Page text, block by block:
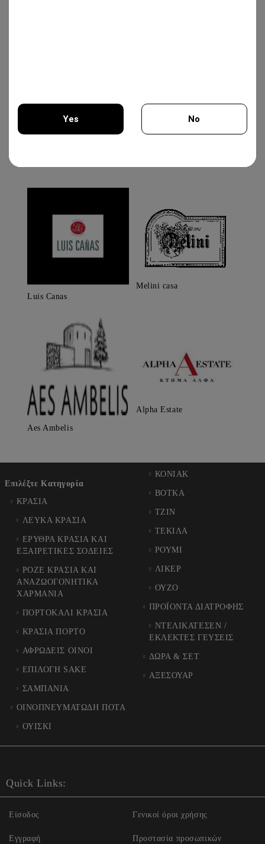
Luis Canas
Melini casa
Aes Ambelis
Alpha Estate
Επιλέξτε Κατηγορία
ΚΡΑΣΙΑ
ΛΕΥΚΑ ΚΡΑΣΙΑ
ΕΡΥΘΡΑ ΚΡΑΣΙΑ ΚΑΙ
ΕΞΑΙΡΕΤΙΚΕΣ ΣΟΔΕΙΕΣ
ΡΟΖΕ ΚΡΑΣΙΑ ΚΑΙ
ΑΝΑΖΩΟΓΟΝΗΤΙΚΑ
ΧΑΡΜΑΝΙΑ
ΠΟΡΤΟΚΑΛΙ ΚΡΑΣΙΑ
ΚΡΑΣΙΑ ΠΟΡΤΟ
ΑΦΡΩΔΕΙΣ ΟΙΝΟΙ
ΕΠΙΛΟΓΗ SAKE
ΣΑΜΠΑΝΙΑ
ΟΙΝΟΠΝΕΥΜΑΤΩΔΗ ΠΟΤΑ
ΟΥΙΣΚΙ
ΚΟΝΙΑΚ
ΒΟΤΚΑ
ΤΖΙΝ
ΤΕΚΙΛΑ
ΡΟΥΜΙ
ΛΙΚΕΡ
ΟΥΖΟ
ΠΡΟΪΟΝΤΑ ΔΙΑΤΡΟΦΗΣ
ΝΤΕΛΙΚΑΤΕΣΕΝ /
ΕΚΛΕΚΤΕΣ ΓΕΥΣΕΙΣ
ΔΩΡΑ & ΣΕΤ
ΑΞΕΣΟΥΑΡ
Quick Links:
Είσοδος
Εγγραφή
Γενικοί όροι χρήσης
Προστασία προσωπικών
Yes No